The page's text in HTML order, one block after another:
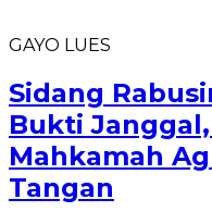
GAYO LUES
Sidang
Bukti
Mahkamah
Tangan